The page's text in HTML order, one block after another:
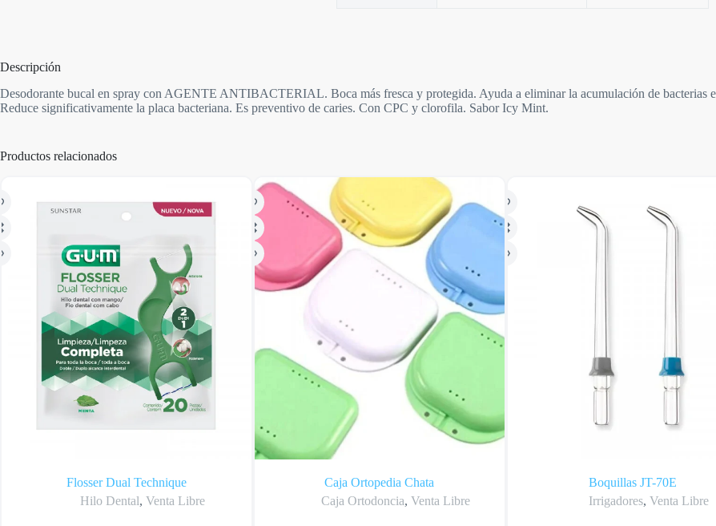
Descripción
Desodorante bucal en spray con AGENTE ANTIBACTERIAL. Boca más fresca y protegida. Ayuda a eliminar la acumulación de bacterias
Reduce significativamente la placa bacteriana. Es preventivo de caries. Con CPC y clorofila. Sabor Icy Mint.
Productos relacionados
Flosser Dual Technique
Hilo Dental, Venta Libre
Caja Ortopedia Chata
Caja Ortodoncia, Venta Libre
Boquillas JT-70E
Irrigadores, Venta Libre